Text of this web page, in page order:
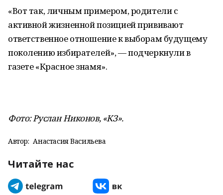
«Вот так, личным примером, родители с
активной жизненной позицией прививают
ответственное отношение к выборам будущему
поколению избирателей», — подчеркнули в
газете «Красное знамя».
Фото: Руслан Никонов, «КЗ».
Автор: Анастасия Васильева
Читайте нас